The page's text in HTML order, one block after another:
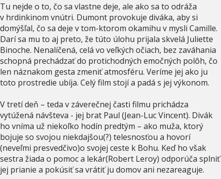
Tu nejde o to, čo sa vlastne deje, ale ako sa to odráža
v hrdinkinom vnútri. Dumont provokuje diváka, aby si
domýšľal, čo sa deje v tom-ktorom okamihu v mysli Camille.
Darí sa mu to aj preto, že túto úlohu prijala skvelá Juliette
Binoche. Nenalíčená, celá vo veľkých očiach, bez zaváhania
schopná prechádzať do protichodných emočných polôh, čo
len náznakom gesta zmeniť atmosféru. Veríme jej ako ju
toto prostredie ubíja. Celý film stojí a padá s jej výkonom.
V tretí deň – teda v záverečnej časti filmu prichádza
vytúžená návšteva - jej brat Paul (Jean-Luc Vincent). Divák
ho vníma už niekoľko hodín predtým – ako muža, ktorý
bojuje so svojou niekdajšou(?) telesnosťou a hovorí
(neveľmi presvedčivo)o svojej ceste k Bohu. Keď ho však
sestra žiada o pomoc a lekár(Robert Leroy) odporúča splniť
jej prianie a pokúsiť sa vrátiť ju domov ani nezareaguje.